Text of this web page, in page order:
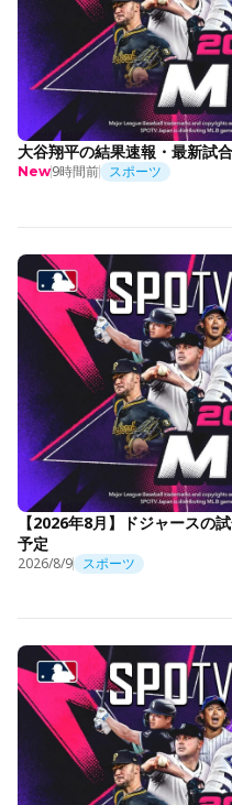
大谷翔平の結果速報・最新試
New9時間前 スポーツ
【2026年8月】ドジャースの
予定
2026/8/9 スポーツ